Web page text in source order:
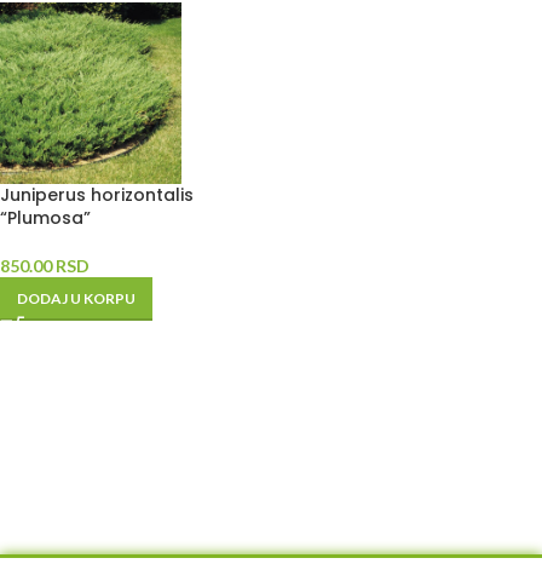
Juniperus horizontalis
“Plumosa”
850.00RSD
DODAJ U KORPU